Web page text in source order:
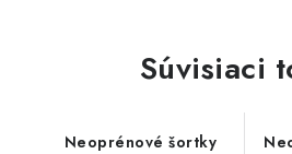
Súvisiaci
Neoprénové šortky